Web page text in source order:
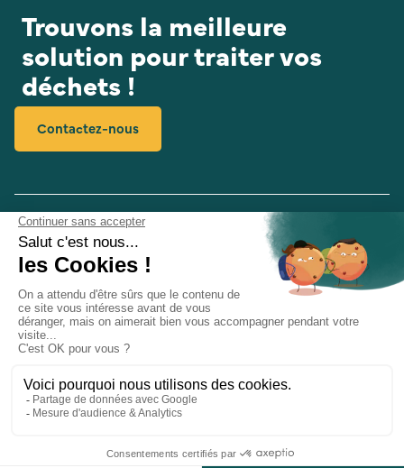
Trouvons la meilleure
solution pour traiter vos
déchets !
Contactez-nous
03 20 77 62 49
Ouvert du Lundi au Vendredi de 8h30 à 12h30 et de
Qui-sommes-nous ? Nos produits
PLAN DU SITE CONFIDENTIALITÉ